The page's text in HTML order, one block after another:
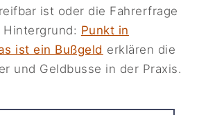
ist oder die Fahrerfrage
Punkt in
ist ein Bußgeld erklären die
und Geldbusse in der Praxis.